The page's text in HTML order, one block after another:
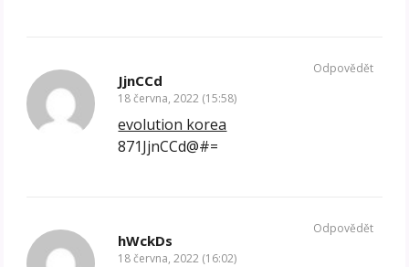
JjnCCd
18 června, 2022 (15:58)
evolution korea
871JjnCCd@#=
Odpovědět
hWckDs
18 června, 2022 (16:02)
Odpovědět